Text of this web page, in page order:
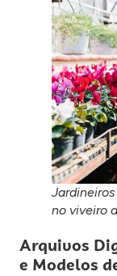
no viveiro
Arquivos
e Modelos